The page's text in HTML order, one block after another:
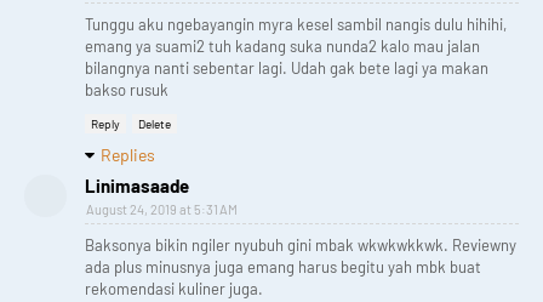
Tunggu aku ngebayangin myra kesel sambil nangis dulu hihihi,
emang ya suami2 tuh kadang suka nunda2 kalo mau jalan
bilangnya nanti sebentar lagi. Udah gak bete lagi ya makan
bakso rusuk
Reply Delete
Replies
Linimasaade
August 24, 2019 at 5:31 AM
Baksonya bikin ngiler nyubuh gini mbak wkwkwkkwk. Reviewny
ada plus minusnya juga emang harus begitu yah mbk buat
rekomendasi kuliner juga.